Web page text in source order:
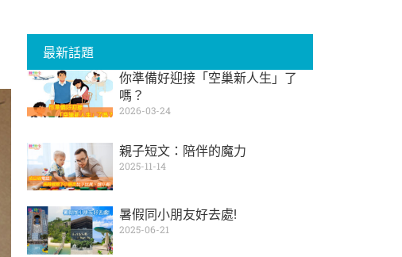
最新話題
你準備好迎接「空巢新人生」了
嗎？
2026-03-24
親子短文：陪伴的魔力
2025-11-14
暑假同小朋友好去處!
2025-06-21